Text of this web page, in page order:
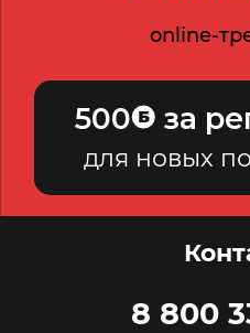
online-
500 за
для новых
8 800